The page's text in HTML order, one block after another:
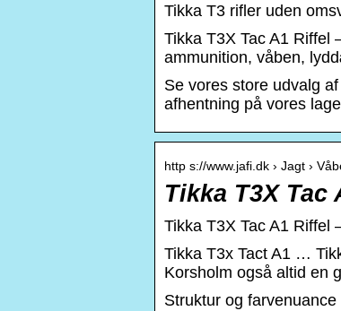
Tikka T3 rifler uden
Tikka T3X Tac A1
ammunition, våben,
Se vores store udvalg
afhentning på vores
http s://www.jafi.dk › Jagt ›
Tikka T3X Tac
Tikka T3X Tac A1 Riffel
Tikka T3x Tact A1 …
Korsholm også altid en
Struktur og